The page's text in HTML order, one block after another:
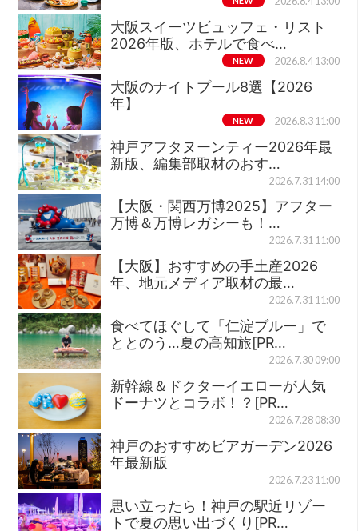
大阪スイーツビュッフェ・リスト
2026年版、ホテルで食べ…
NEW 2026.8.4 13:00
大阪のナイトプール8選【2026
年】
NEW 2026.8.3 11:00
神戸アフタヌーンティー2026年最
新版、編集部取材のおす…
2026.7.31 14:00
【大阪・関西万博2025】アフター
万博＆万博レガシーも！…
2026.7.31 11:00
【大阪】おすすめの手土産2026
年、地元メディア取材の最…
2026.7.31 11:00
食べてほぐして「仁淀ブルー」で
ととのう…夏の高知旅[PR…
2026.7.30 09:00
新幹線＆ドクターイエローが人気
ドーナツとコラボ！？[PR…
2026.7.28 08:30
神戸のおすすめビアガーデン2026
年最新版
2026.7.23 11:00
思い立ったら！神戸の駅近リゾー
トで夏の思い出づくり[PR…